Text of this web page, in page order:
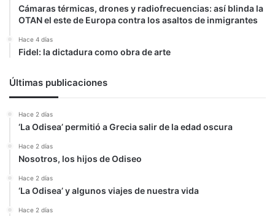
Cámaras térmicas, drones y radiofrecuencias: así blinda la
OTAN el este de Europa contra los asaltos de inmigrantes
Hace 4 días
Fidel: la dictadura como obra de arte
Últimas publicaciones
Hace 2 días
‘La Odisea’ permitió a Grecia salir de la edad oscura
Hace 2 días
Nosotros, los hijos de Odiseo
Hace 2 días
‘La Odisea’ y algunos viajes de nuestra vida
Hace 2 días